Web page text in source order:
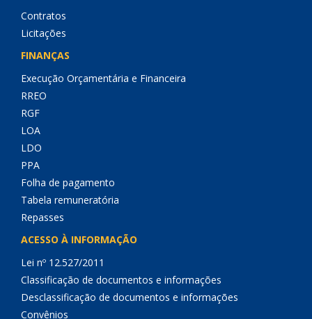
Contratos
Licitações
FINANÇAS
Execução Orçamentária e Financeira
RREO
RGF
LOA
LDO
PPA
Folha de pagamento
Tabela remuneratória
Repasses
ACESSO À INFORMAÇÃO
Lei nº 12.527/2011
Classificação de documentos e informações
Desclassificação de documentos e informações
Convênios